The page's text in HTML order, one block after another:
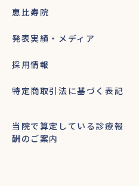
恵比寿院
発表実績・メディア
採用情報
特定商取引法に基づく表記
当院で算定している診療報
酬のご案内